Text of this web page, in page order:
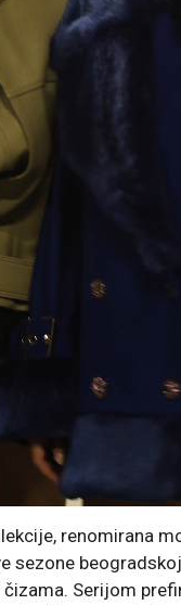
renomirana
sezone
čizama. Serijom